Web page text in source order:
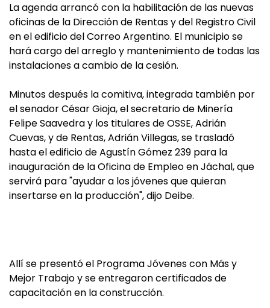
La agenda arrancó con la habilitación de las nuevas
oficinas de la Dirección de Rentas y del Registro Civil
en el edificio del Correo Argentino. El municipio se
hará cargo del arreglo y mantenimiento de todas las
instalaciones a cambio de la cesión.
Minutos después la comitiva, integrada también por
el senador César Gioja, el secretario de Minería
Felipe Saavedra y los titulares de OSSE, Adrián
Cuevas, y de Rentas, Adrián Villegas, se trasladó
hasta el edificio de Agustín Gómez 239 para la
inauguración de la Oficina de Empleo en Jáchal, que
servirá para "ayudar a los jóvenes que quieran
insertarse en la producción", dijo Deibe.
Allí se presentó el Programa Jóvenes con Más y
Mejor Trabajo y se entregaron certificados de
capacitación en la construcción.